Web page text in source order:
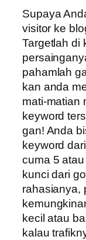
Supaya
visitor ke
Targetlah di
pahamlah
kan anda
mati-matian
keyword
gan! Anda
keyword
cuma 5
kunci dari
rahasianya,
kecil atau
kalau